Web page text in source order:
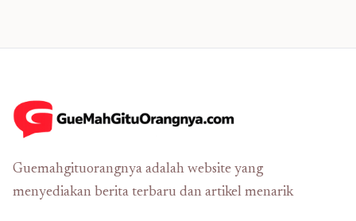
Guemahgituorangnya adalah website yang
menyediakan berita terbaru dan artikel menarik